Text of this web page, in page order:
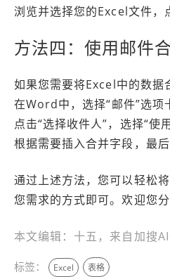
浏览并选择您的Excel文件，
方法四：使用邮件
如果您需要将Excel中的数
在Word中，选择“邮件”选项
点击“选择收件人”，选择“
根据需要插入合并字段，最后
通过上述方法，您可以轻松
您需求的方式即可。欢迎您
本文编辑：十五，来自加搜
标签： Excel 表格